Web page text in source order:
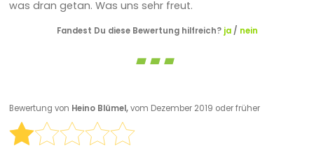
was dran getan. Was uns sehr freut.
Fandest Du diese Bewertung hilfreich? ja/ nein
Bewertung von Heino Blümel,vom Dezember 2019 oder früher